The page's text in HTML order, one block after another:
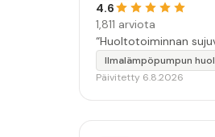
4.6
1,811 arviota
“Huoltotoiminnan
Ilmalämpöpumpun
Päivitetty 6.8.2026